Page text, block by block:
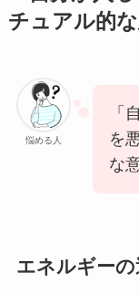
チュアル的
悩める人
「
を
な
エネルギーの